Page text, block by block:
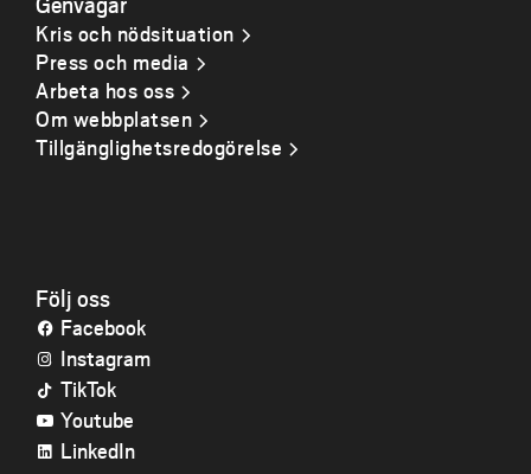
Kris och nödsituation
Press och media
Arbeta hos oss
Om webbplatsen
Tillgänglighetsredogörelse
Följ oss
Facebook
Instagram
TikTok
Youtube
LinkedIn